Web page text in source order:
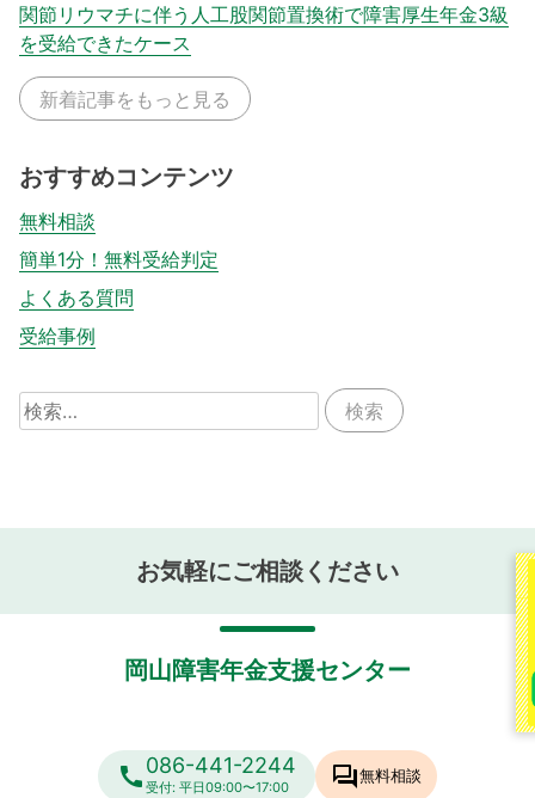
関節リウマチに伴う人工股関節置換術で障害厚生年金3級
を受給できたケース
新着記事をもっと見る
おすすめコンテンツ
無料相談
簡単1分！無料受給判定
よくある質問
受給事例
検
索:
お気軽にご相談ください
岡山障害年金支援センター
call086-441-2244
受付: 平日09:00〜17:00 forum無料相談